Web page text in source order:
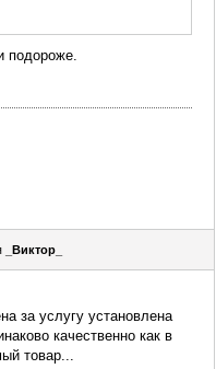
подороже.
_Виктор_
за услугу установлена
качественно как в
товар...